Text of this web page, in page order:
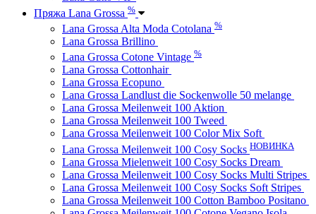
Пряжа Lana Grossa %
Lana Grossa Alta Moda Cotolana %
Lana Grossa Brillino
Lana Grossa Cotone Vintage %
Lana Grossa Cottonhair
Lana Grossa Ecopuno
Lana Grossa Landlust die Sockenwolle 50 melange
Lana Grossa Meilenweit 100 Aktion
Lana Grossa Meilenweit 100 Tweed
Lana Grossa Meilenweit 100 Color Mix Soft
Lana Grossa Meilenweit 100 Cosy Socks НОВИНКА
Lana Grossa Mielenweit 100 Cosy Socks Dream
Lana Grossa Meilenweit 100 Cosy Socks Multi Stripes
Lana Grossa Meilenweit 100 Cosy Socks Soft Stripes
Lana Grossa Meilenweit 100 Cotton Bamboo Positano